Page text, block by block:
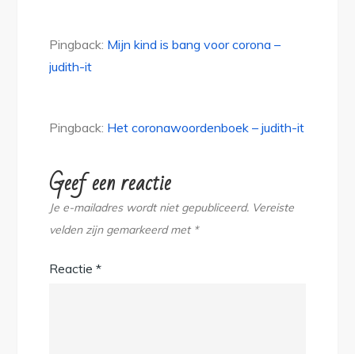
Pingback: Mijn kind is bang voor corona –
judith-it
Pingback: Het coronawoordenboek – judith-it
Geef een reactie
Je e-mailadres wordt niet gepubliceerd. Vereiste
velden zijn gemarkeerd met *
Reactie*